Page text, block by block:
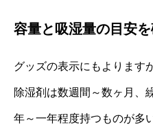
容量と吸湿量の目安
グッズの表示にもよります
除湿剤は数週間～数ヶ月、
年～一年程度持つものが多